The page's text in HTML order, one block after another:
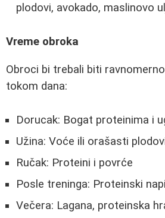
plodovi, avokado, maslinovo
Vreme obroka
Obroci bi trebali biti
tokom dana:
Dorucak: Bogat proteinima i
Užina: Voće ili orašasti
Ručak: Proteini i povrće
Posle treninga: Proteinski
Večera: Lagana, proteinska